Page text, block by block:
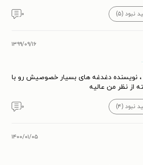
نبود (۵) ۰
۱۳۹۹/۰۹/۱۶
، نویسنده دغدغه های بسیار خصوصیش رو با
از نظر من عالیه
نبود (۴) ۰
۱۴۰۰/۰۱/۰۵